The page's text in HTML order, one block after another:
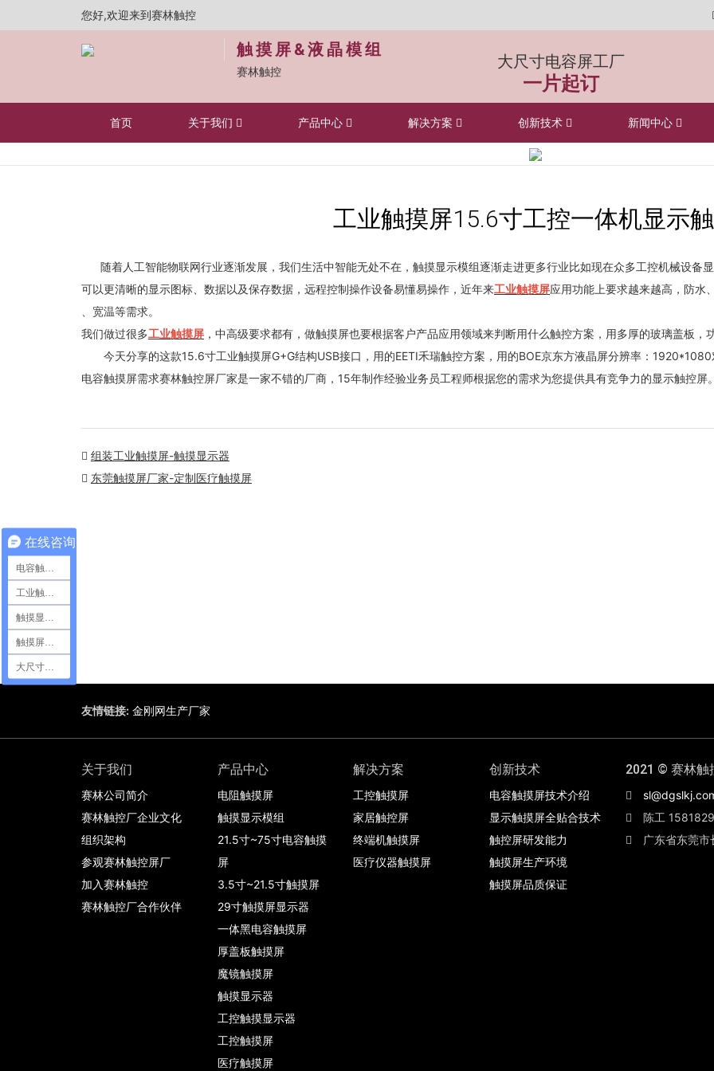
您好,欢迎来到赛林触控
触摸屏&液晶模组
赛林触控
大尺寸电容屏工厂
一片起订
首页 关于我们 产品中心 解决方案 创新技术 新闻中心
工业触摸屏15.6寸工控一体机显示
随着人工智能物联网行业逐渐发展，我们生活中智能无处不在，触摸显示模组逐渐走进更多行业比如现在众多工控机械设备
可以更清晰的显示图标、数据以及保存数据，远程控制操作设备易懂易操作，近年来工业触摸屏应用功能上要求越来越高，防水
、宽温等需求。
我们做过很多工业触摸屏 ，中高级要求都有，做触摸屏也要根据客户产品应用领域来判断用什么触控方案，用多厚的玻璃盖板，
今天分享的这款15.6寸工业触摸屏G+G结构USB接口，用的EETI禾瑞触控方案，用的BOE京东方液晶屏分辨率：
电容触摸屏需求赛林触控屏厂家是一家不错的厂商，15年制作经验业务员工程师根据您的需求为您提供具有竞争力的显示触控屏
组装工业触摸屏-触摸显示器
东莞触摸屏厂家-定制医疗触摸屏
友情链接: 金刚网生产厂家
关于我们
赛林公司简介
赛林触控厂企业文化
组织架构
参观赛林触控屏厂
加入赛林触控
赛林触控厂合作伙伴
产品中心
电阻触摸屏
触摸显示模组
21.5寸~75寸电容触摸
屏
3.5寸~21.5寸触摸屏
29寸触摸屏显示器
一体黑电容触摸屏
厚盖板触摸屏
魔镜触摸屏
触摸显示器
工控触摸显示器
工控触摸屏
医疗触摸屏
解决方案
工控触摸屏
家居触控屏
终端机触摸屏
医疗仪器触摸屏
创新技术
电容触摸屏技术介绍
显示触摸屏全贴合技术
触控屏研发能力
触摸屏生产环境
触摸屏品质保证
2021 © 赛林触
陈工
广东省东莞
在线咨询